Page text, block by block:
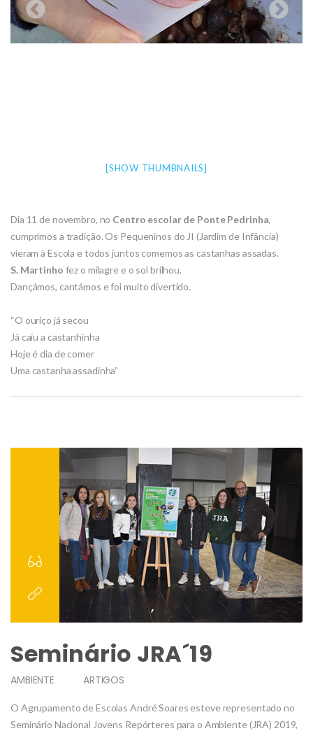
[SHOW THUMBNAILS]
Dia 11 de novembro, no Centro escolar de Ponte Pedrinha,
cumprimos a tradição. Os Pequeninos do JI (Jardim de Infância)
vieram à Escola e todos juntos comemos as castanhas assadas.
S. Martinho fez o milagre e o sol brilhou.
Dançámos, cantámos e foi muito divertido.
“O ouriço já secou
Já caiu a castanhinha
Hoje é dia de comer
Uma castanha assadinha”
Seminário JRA´19
AMBIENTE ARTIGOS
O Agrupamento de Escolas André Soares esteve representado no
Seminário Nacional Jovens Repórteres para o Ambiente (JRA) 2019,